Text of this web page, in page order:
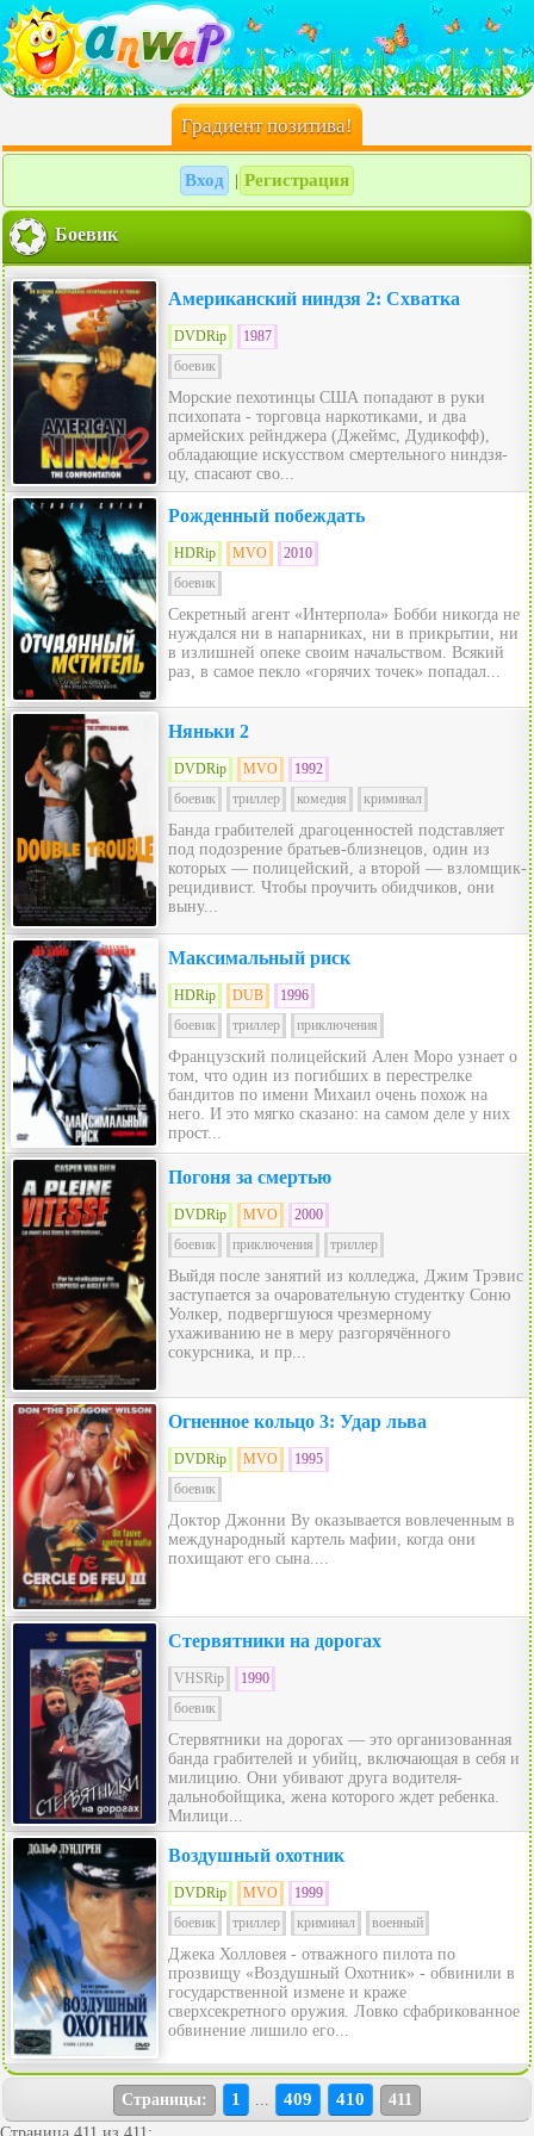
Градиент позитива!
Вход Регистрация
Боевик
Американский ниндзя 2: Схватка
DVDRip
1987
боевик
Морские пехотинцы США попадают в руки
психопата - торговца наркотиками, и два
армейских рейнджера (Джеймс, Дудикофф),
обладающие искусством смертельного ниндзя-
цу, спасают сво...
Рожденный побеждать
HDRip MVO
2010
боевик
Секретный агент «Интерпола» Бобби никогда не
нуждался ни в напарниках, ни в прикрытии, ни
в излишней опеке своим начальством. Всякий
раз, в самое пекло «горячих точек» попадал...
Няньки 2
DVDRip MVO
1992
боевик
триллер комедия криминал
Банда грабителей драгоценностей подставляет
под подозрение братьев-близнецов, один из
которых — полицейский, а второй — взломщик-
рецидивист. Чтобы проучить обидчиков, они
выну...
Максимальный риск
HDRip DUB
1996
боевик
триллер приключения
Французский полицейский Ален Моро узнает о
том, что один из погибших в перестрелке
бандитов по имени Михаил очень похож на
него. И это мягко сказано: на самом деле у них
прост...
Погоня за смертью
DVDRip MVO
2000
боевик
приключения триллер
Выйдя после занятий из колледжа, Джим Трэвис
заступается за очаровательную студентку Соню
Уолкер, подвергшуюся чрезмерному
ухаживанию не в меру разгорячённого
сокурсника, и пр...
Огненное кольцо 3: Удар льва
DVDRip MVO
1995
боевик
Доктор Джонни Ву оказывается вовлеченным в
международный картель мафии, когда они
похищают его сына....
Стервятники на дорогах
VHSRip
1990
боевик
Стервятники на дорогах — это организованная
банда грабителей и убийц, включающая в себя и
милицию. Они убивают друга водителя-
дальнобойщика, жена которого ждет ребенка.
Милици...
Воздушный охотник
DVDRip MVO
1999
боевик
триллер криминал военный
Джека Холловея - отважного пилота по
прозвищу «Воздушный Охотник» - обвинили в
государственной измене и краже
сверхсекретного оружия. Ловко сфабрикованное
обвинение лишило его...
Страницы: 1 409 410
411